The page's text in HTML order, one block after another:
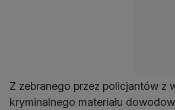
Z zebranego przez policjantów z
kryminalnego materiału